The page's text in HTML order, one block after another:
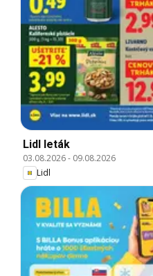
Lidl leták
03.08.2026- 09.08.2026
Lidl